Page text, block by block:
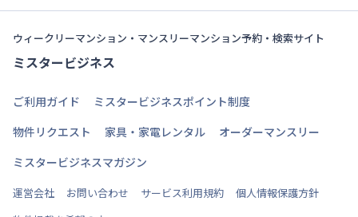
ウィークリーマンション・マンスリーマンション予約・検索サイト
ミスタービジネス
ご利用ガイド
ミスタービジネスポイント制度
物件リクエスト
家具・家電レンタル
オーダーマンスリー
ミスタービジネスマガジン
運営会社 お問い合わせ サービス利用規約
個人情報保護方針